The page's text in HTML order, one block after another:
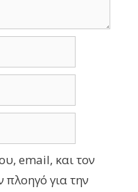
email, και τον
πλοηγό για την